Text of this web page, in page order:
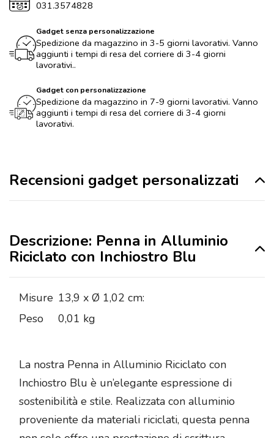
031.3574828
Gadget senza personalizzazione
Spedizione da magazzino in 3-5 giorni lavorativi. Vanno
aggiunti i tempi di resa del corriere di 3-4 giorni
lavorativi..
Gadget con personalizzazione
Spedizione da magazzino in 7-9 giorni lavorativi. Vanno
aggiunti i tempi di resa del corriere di 3-4 giorni
lavorativi.
Recensioni gadget personalizzati
Descrizione: Penna in Alluminio
Riciclato con Inchiostro Blu
Misure 13,9 x Ø 1,02 cm:
Peso
0,01 kg
La nostra Penna in Alluminio Riciclato con
Inchiostro Blu è un’elegante espressione di
sostenibilità e stile. Realizzata con alluminio
proveniente da materiali riciclati, questa penna